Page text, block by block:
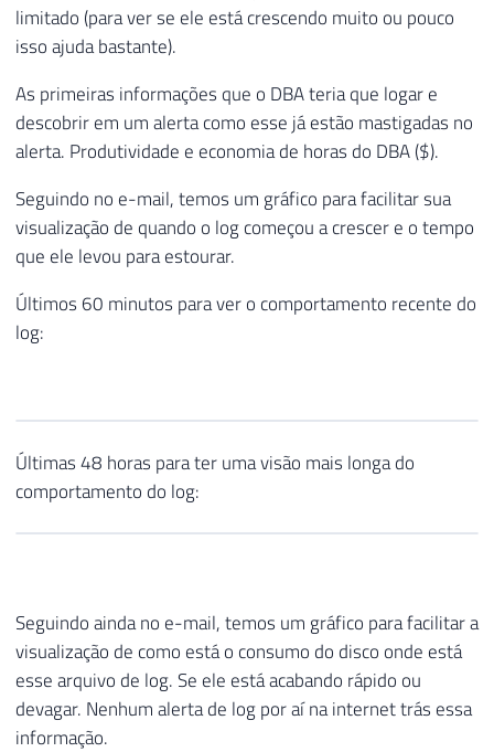
limitado (para ver se ele está crescendo muito ou pouco
isso ajuda bastante).
As primeiras informações que o DBA teria que logar e
descobrir em um alerta como esse já estão mastigadas no
alerta. Produtividade e economia de horas do DBA ($).
Seguindo no e-mail, temos um gráfico para facilitar sua
visualização de quando o log começou a crescer e o tempo
que ele levou para estourar.
Últimos 60 minutos para ver o comportamento recente do
log:
Últimas 48 horas para ter uma visão mais longa do
comportamento do log:
Seguindo ainda no e-mail, temos um gráfico para facilitar a
visualização de como está o consumo do disco onde está
esse arquivo de log. Se ele está acabando rápido ou
devagar. Nenhum alerta de log por aí na internet trás essa
informação.